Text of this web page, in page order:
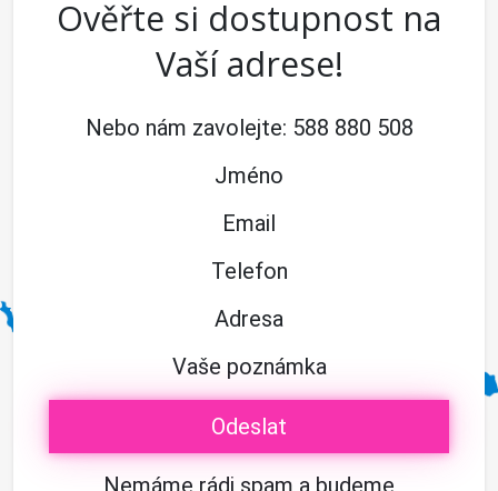
Ověřte si dostupnost na
Vaší adrese!
Nebo nám zavolejte: 588 880 508
Jméno
Email
Telefon
Adresa
Vaše poznámka